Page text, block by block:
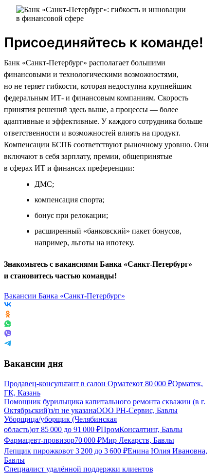
Присоединяйтесь к команде!
Банк «Санкт-Петербург» располагает большими
финансовыми и технологическими возможностями,
но не теряет гибкости, которая недоступна крупнейшим
федеральным ИТ- и финансовым компаниям. Скорость
принятия решений здесь выше, а процессы — более
адаптивные и эффективные. У каждого сотрудника больше
ответственности и возможностей влиять на продукт.
Компенсации БСПБ соответствуют рыночному уровню. Они
включают в себя зарплату, премии, общепринятые
в сферах ИТ и финансах преференции:
ДМС;
компенсация спорта;
бонус при релокации;
расширенный «банковский» пакет бонусов,
например, льготы на ипотеку.
Знакомьтесь с вакансиями Банка «Санкт-Петербург»
и становитесь частью команды!
Вакансии Банка «Санкт-Петербург»
Вакансии дня
Продавец-консультант в салон Орматекот 80 000 ₽Орматек,
ГК, Казань
Помощник бурильщика капитального ремонта скважин (в г.
Октябрьский)з/п не указанаООО РН-Сервис, Бавлы
Уборщица/уборщик (Челябинская
область)от 85 000 до 91 000 ₽ПромКонсалтинг, Бавлы
Фармацевт-провизор70 000 ₽Мир Лекарств, Бавлы
Лепщик пирожковот 3 200 до 3 600 ₽Енина Юлия Ивановна,
Бавлы
Специалист удалённой поддержки клиентов